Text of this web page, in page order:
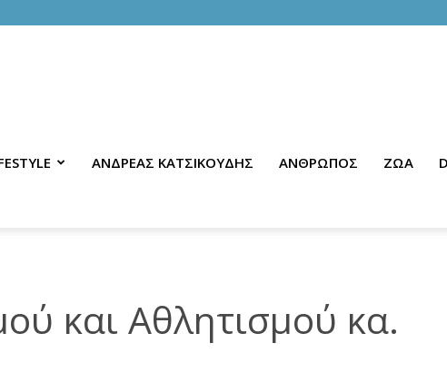
ΑΝΔΡΕΑΣ ΚΑΤΣΙΚΟΥΔΗΣ ΑΝΘΡΩΠΟΣ ΖΩΑ
και Αθλητισμού κα.